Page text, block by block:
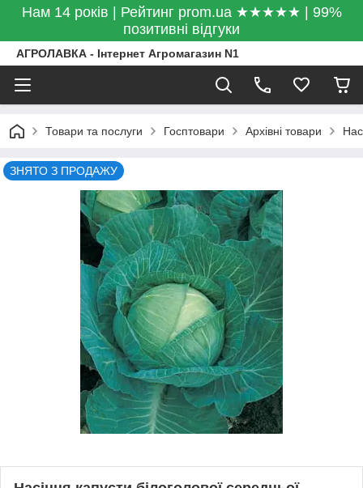
Нам 14 років | Рейтинг prom.ua ★★★★★ | 99%
позитивні відгуки
АГРОЛАВКА - Інтернет Агромагазин N1
Товари та послуги Госптовари Архівні товари
ЗНЯТО З ПРОДАЖУ